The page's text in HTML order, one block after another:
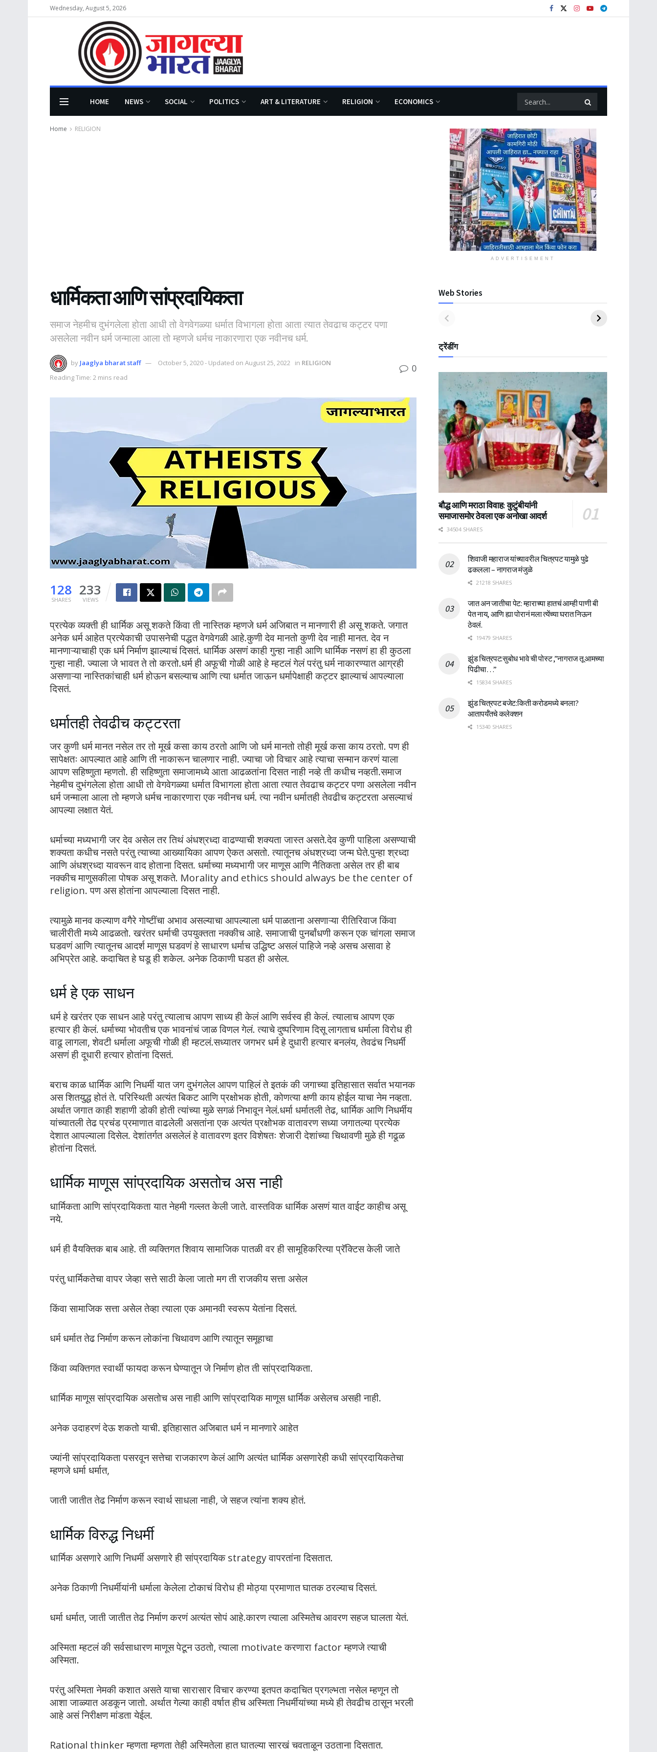
Wednesday, August 5, 2026
HOME NEWS SOCIAL POLITICS ART & LITERATURE RELIGION ECONOMICS
Home RELIGION
धार्मिकता आणि सांप्रदायिकता
समाज नेहमीच दुभंगलेला होता आधी तो वेगवेगळ्या धर्मात विभागला होता आता त्यात तेवढाच कट्टर पणा
असलेला नवीन धर्म जन्माला आला तो म्हणजे धर्मच नाकारणारा एक नवीनच धर्म.
by Jaaglya bharat staff October 5, 2020 - Updated on August 25, 2022 in RELIGION
Reading Time: 2 mins read
0
128
SHARES
233
VIEWS
प्रत्येक व्यक्ती ही धार्मिक असू शकते किंवा ती नास्तिक म्हणजे धर्म अजिबात न मानणारी ही असू शकते. जगात
अनेक धर्म आहेत प्रत्येकाची उपासनेची पद्धत वेगवेगळी आहे.कुणी देव मानतो कुणी देव नाही मानत. देव न
मानणाऱ्याचाही एक धर्म निर्माण झाल्याचं दिसतं. धार्मिक असणं काही गुन्हा नाही आणि धार्मिक नसणं हा ही कुठला
गुन्हा नाही. ज्याला जे भावत ते तो करतो.धर्म ही अफूची गोळी आहे हे म्हटलं गेलं परंतु धर्म नाकारण्यात आग्रही
असणाऱ्या नास्तिकांचाही धर्म होऊन बसल्याच आणि त्या धर्मात जाऊन धर्मापेक्षाही कट्टर झाल्याचं आपल्याला
दिसतं.
धर्मातही तेवढीच कट्टरता
जर कुणी धर्म मानत नसेल तर तो मूर्ख कसा काय ठरतो आणि जो धर्म मानतो तोही मूर्ख कसा काय ठरतो. पण ही
सापेक्षतः आपल्यात आहे आणि ती नाकारून चालणार नाही. ज्याचा जो विचार आहे त्याचा सन्मान करणं याला
आपण सहिष्णुता म्हणतो. ही सहिष्णुता समाजामध्ये आता आढळतांना दिसत नाही नव्हे ती कधीच नव्हती.समाज
नेहमीच दुभंगलेला होता आधी तो वेगवेगळ्या धर्मात विभागला होता आता त्यात तेवढाच कट्टर पणा असलेला नवीन
धर्म जन्माला आला तो म्हणजे धर्मच नाकारणारा एक नवीनच धर्म. त्या नवीन धर्मातही तेवढीच कट्टरता असल्याचं
आपल्या लक्षात येतं.
धर्माच्या मध्यभागी जर देव असेल तर तिथं अंधश्रध्दा वाढण्याची शक्यता जास्त असते.देव कुणी पाहिला असण्याची
शक्यता कधीच नसते परंतु त्याच्या आख्यायिका आपण ऐकत असतो. त्यातूनच अंधश्रध्दा जन्म घेते.पुन्हा श्रध्दा
आणि अंधश्रध्दा यावरून वाद होताना दिसत. धर्माच्या मध्यभागी जर माणूस आणि नैतिकता असेल तर ही बाब
नक्कीच माणुसकीला पोषक असू शकते. Morality and ethics should always be the center of
religion. पण अस होतांना आपल्याला दिसत नाही.
त्यामुळे मानव कल्याण वगैरे गोष्टींचा अभाव असल्याचा आपल्याला धर्म पाळताना असणाऱ्या रीतिरिवाज किंवा
चालीरीती मध्ये आढळतो. खरंतर धर्माची उपयुक्तता नक्कीच आहे. समाजाची पुनर्बांधणी करून एक चांगला समाज
घडवणं आणि त्यातूनच आदर्श माणूस घडवणं हे साधारण धर्माच उद्धिष्ट असलं पाहिजे नव्हे असच असावा हे
अभिप्रेत आहे. कदाचित हे घडू ही शकेल. अनेक ठिकाणी घडत ही असेल.
धर्म हे एक साधन
धर्म हे खरंतर एक साधन आहे परंतु त्यालाच आपण साध्य ही केलं आणि सर्वस्व ही केलं. त्यालाच आपण एक
हत्यार ही केलं. धर्माच्या भोवतीच एक भावनांचं जाळ विणल गेलं. त्याचे दुष्परिणाम दिसू लागताच धर्माला विरोध ही
वाढू लागला, शेवटी धर्माला अफूची गोळी ही म्हटलं.सध्यातर जगभर धर्म हे दुधारी हत्यार बनलंय, तेवढंच निधर्मी
असणं ही दूधारी हत्यार होतांना दिसतं.
बराच काळ धार्मिक आणि निधर्मी यात जग दुभंगलेल आपण पाहिलं ते इतकं की जगाच्या इतिहासात सर्वात भयानक
अस शितयुद्ध होतं ते. परिस्थिती अत्यंत बिकट आणि प्रक्षोभक होती, कोणत्या क्षणी काय होईल याचा नेम नव्हता.
अर्थात जगात काही शहाणी डोकी होती त्यांच्या मुळे सगळं निभावून नेलं.धर्मा धर्मातली तेढ, धार्मिक आणि निधर्मीय
यांच्यातली तेढ प्रचंड प्रमाणात वाढलेली असतांना एक अत्यंत प्रक्षोभक वातावरण सध्या जगातल्या प्रत्येक
देशात आपल्याला दिसेल. देशांतर्गत असलेलं हे वातावरण इतर विशेषतः शेजारी देशांच्या चिथावणी मुळे ही गढूळ
होतांना दिसतं.
धार्मिक माणूस सांप्रदायिक असतोच अस नाही
धार्मिकता आणि सांप्रदायिकता यात नेहमी गल्लत केली जाते. वास्तविक धार्मिक असणं यात वाईट काहीच असू
नये.
धर्म ही वैयक्तिक बाब आहे. ती व्यक्तिगत शिवाय सामाजिक पातळी वर ही सामूहिकरित्या प्रॅक्टिस केली जाते
परंतु धार्मिकतेचा वापर जेव्हा सत्ते साठी केला जातो मग ती राजकीय सत्ता असेल
किंवा सामाजिक सत्ता असेल तेव्हा त्याला एक अमानवी स्वरूप येतांना दिसतं.
धर्म धर्मात तेढ निर्माण करून लोकांना चिथावण आणि त्यातून समूहाचा
किंवा व्यक्तिगत स्वार्थी फायदा करून घेण्यातून जे निर्माण होत ती सांप्रदायिकता.
धार्मिक माणूस सांप्रदायिक असतोच अस नाही आणि सांप्रदायिक माणूस धार्मिक असेलच असही नाही.
अनेक उदाहरणं देऊ शकतो याची. इतिहासात अजिबात धर्म न मानणारे आहेत
ज्यांनी सांप्रदायिकता पसरवून सत्तेचा राजकारण केलं आणि अत्यंत धार्मिक असणारेही कधी सांप्रदायिकतेचा
म्हणजे धर्मा धर्मात,
जाती जातीत तेढ निर्माण करून स्वार्थ साधला नाही, जे सहज त्यांना शक्य होतं.
धार्मिक विरुद्ध निधर्मी
धार्मिक असणारे आणि निधर्मी असणारे ही सांप्रदायिक strategy वापरतांना दिसतात.
अनेक ठिकाणी निधर्मीयांनी धर्माला केलेला टोकाचं विरोध ही मोठ्या प्रमाणात घातक ठरल्याच दिसतं.
धर्मा धर्मात, जाती जातीत तेढ निर्माण करणं अत्यंत सोपं आहे.कारण त्याला अस्मितेच आवरण सहज घालता येतं.
अस्मिता म्हटलं की सर्वसाधारण माणूस पेटून उठतो, त्याला motivate करणारा factor म्हणजे त्याची
अस्मिता.
परंतु अस्मिता नेमकी कशात असते याचा सारासार विचार करण्या इतपत कदाचित प्रगल्भता नसेल म्हणून तो
आशा जाळ्यात अडकून जातो. अर्थात गेल्या काही वर्षात हीच अस्मिता निधर्मीयांच्या मध्ये ही तेवढीच ठासून भरली
आहे असं निरीक्षण मांडता येईल.
Rational thinker म्हणता म्हणता तेही अस्मितेला हात घातल्या सारखं चवताळून उठताना दिसतात.
ADVERTISEMENT
Web Stories
ट्रेंडींग
बौद्ध आणि मराठा विवाह: कुटुंबीयांनी
समाजासमोर ठेवला एक अनोखा आदर्श
34504 SHARES
शिवाजी महाराज यांच्यावरील चित्रपट यामुळे पुढे
ढकलला – नागराज मंजुळे
21218 SHARES
जात अन जातीचा पेट: म्हाराच्या हातचं आम्ही पाणी बी
पेत नाय, आणि ह्या पोरानं मला त्येंच्या घरात निऊन
ठेवलं.
19479 SHARES
झुंड चित्रपट:सुबोध भावे ची पोस्ट ,”नागराज तू आमच्या
पिढीचा…”
15834 SHARES
झुंड चित्रपट बजेट:किती करोडमध्ये बनला?
आतापर्यँतचे कलेक्शन
15340 SHARES